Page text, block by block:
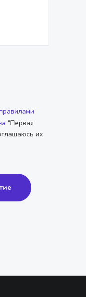
"Первая
их